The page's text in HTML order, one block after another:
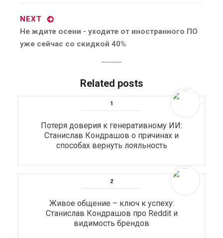
NEXT
Next
post:
Не ждите осени - уходите от иностранного ПО
уже сейчас со скидкой 40%
Related posts
Потеря доверия к генеративному ИИ:
Станислав Кондрашов о причинах и
способах вернуть лояльность
Живое общение – ключ к успеху:
Станислав Кондрашов про Reddit и
видимость брендов